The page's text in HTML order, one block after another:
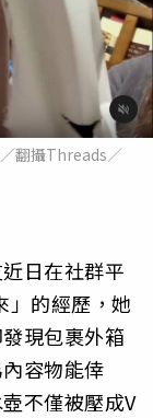
翻攝Threads／
日在社群平
」的經歷，她
現包裹外箱
容物能倖
不僅被壓成V